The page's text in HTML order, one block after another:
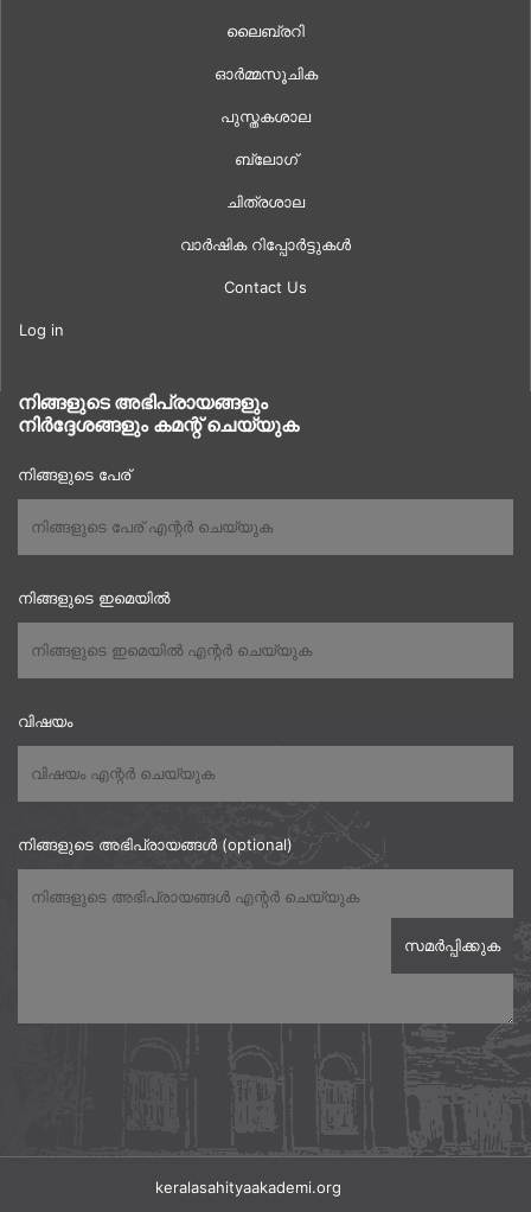
ലൈബ്രറി
ഓർമ്മസൂചിക
പുസ്തകശാല
ബ്ലോഗ്
ചിത്രശാല
വാർഷിക റിപ്പോർട്ടുകൾ
Contact Us
Log in
നിങ്ങളുടെ അഭിപ്രായങ്ങളും
നിർദ്ദേശങ്ങളും കമന്റ് ചെയ്യുക
നിങ്ങളുടെ പേര്
നിങ്ങളുടെ ഇമെയിൽ
വിഷയം
നിങ്ങളുടെ അഭിപ്രായങ്ങൾ (optional)
keralasahityaakademi.org